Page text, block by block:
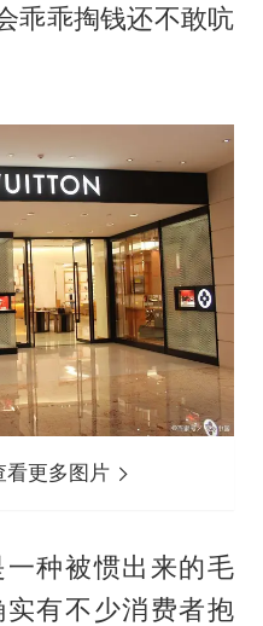
乖乖掏钱还不敢吭
看更多图片
种被惯出来的毛
有不少消费者抱